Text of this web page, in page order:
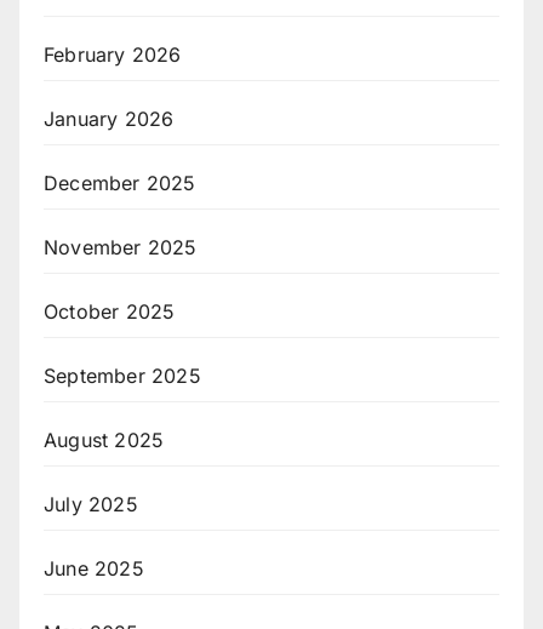
February 2026
January 2026
December 2025
November 2025
October 2025
September 2025
August 2025
July 2025
June 2025